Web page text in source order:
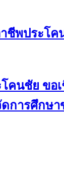
ชีพประโ
คนชัย ขอ
ารศึกษา